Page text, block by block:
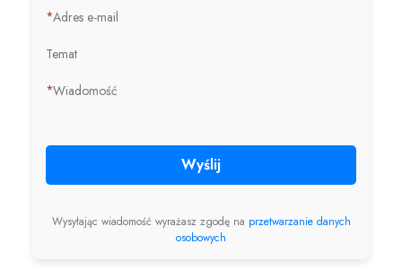
*Adres e-mail
Temat
*Wiadomość
Wyślij
Wysyłając wiadomość wyrażasz zgodę na przetwarzanie danych
osobowych